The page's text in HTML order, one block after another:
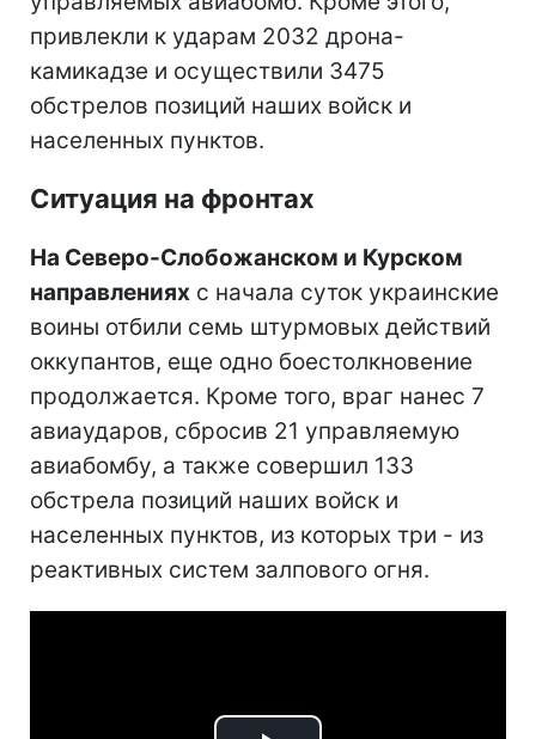
привлекли к ударам 2032 дрона-
камикадзе и осуществили 3475
обстрелов позиций наших войск и
населенных пунктов.
Ситуация на фронтах
На Северо-Слобожанском и Курском
направлениях с начала суток украинские
воины отбили семь штурмовых действий
оккупантов, еще одно боестолкновение
продолжается. Кроме того, враг нанес 7
авиаударов, сбросив 21 управляемую
авиабомбу, а также совершил 133
обстрела позиций наших войск и
населенных пунктов, из которых три - из
реактивных систем залпового огня.